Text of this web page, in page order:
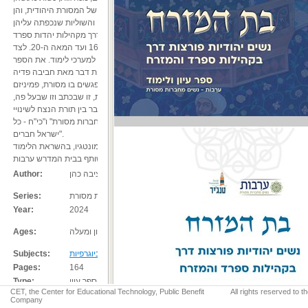
יוצרות וכותבות, אלא שהן נדחקו ממרחב התרבות הכתובה של המסורת היהודית, והן
ממתינות שנגאל אותן מן השכחה והשוליות שנכפתה עליהן.
ספר בת המזרח מאיר את סיפורן של שש נשים יהודיות פורצות דרך מקהילות יהדות ספרד
והמזרח, ממרוקו במערב ועד כורדיסטאן במזרח – מן המאה ה-16 ועד המאה ה-20. לצד
סיפורן של הנשים, רקע נרחב על הקהילה והתקופה, וכן הצעות למערכי לימוד. את הספר
בית מדרש ערבות הוא בית מדרש יוצר לנשים ממגוון זהויות, שנפגשים בו מסורת, פמיניזם
וצדק חברתי. אנו לומדות מן המסורת הספרדית מזרחית, זו שבכתב וזו שבעל פה,
מפרספקטיבה נשית, ומבקשות לגבש פמיניזם מסורתי המחבר בין תורת הנצח לשינויי
העתים. בת המזרח הוא פרויקט משותף ל"ערבות – נשים מחברות מסורת" ו"כי"ח - כל
ישראל חברים".
הספר נכתב על ידי יפה בניה, מיכל גידניאן וחפציבה כהן מונטגיו, בהשראת הלימוד
Author:
יפה בניה, מיכל גידניאן, חפציבה כהן
Series:
ערבות - נשים מחברות מסורת
Year:
2024
Ages: תיכון ומעלה
Subjects: ימי הביניים,העת החדשה ביוגרפיות ואוטוביוגרפיות
,
Pages:
164
Type:
ספר עיון
CET, the Center for Educational Technology, Public Benefit
Company
All rights reserved to